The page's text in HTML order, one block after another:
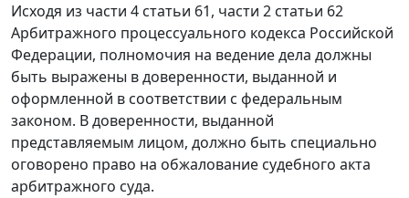
Исходя из части 4 статьи 61, части 2 статьи 62
Арбитражного процессуального кодекса Российской
Федерации, полномочия на ведение дела должны
быть выражены в доверенности, выданной и
оформленной в соответствии с федеральным
законом. В доверенности, выданной
представляемым лицом, должно быть специально
оговорено право на обжалование судебного акта
арбитражного суда.